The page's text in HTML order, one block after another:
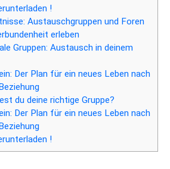
!
Austauschgruppen und Foren
erleben
Gruppen: Austausch in deinem
Der Plan für ein neues Leben nach
du deine richtige Gruppe?
Der Plan für ein neues Leben nach
!